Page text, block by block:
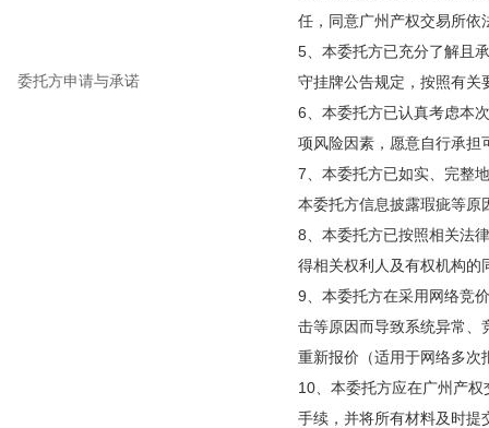
委托方申请与承诺
任，同意广州产权交易所依
5、本委托方已充分了解且
守挂牌公告规定，按照有关
6、本委托方已认真考虑本
项风险因素，愿意自行承担
7、本委托方已如实、完整
本委托方信息披露瑕疵等原
8、本委托方已按照相关法
得相关权利人及有权机构的
9、本委托方在采用网络竞
击等原因而导致系统异常、
重新报价（适用于网络多次
10、本委托方应在广州产
手续，并将所有材料及时提